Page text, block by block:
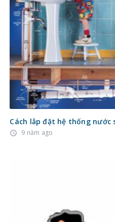
Cách lắp đặt hệ thống
access_time 9 năm ago